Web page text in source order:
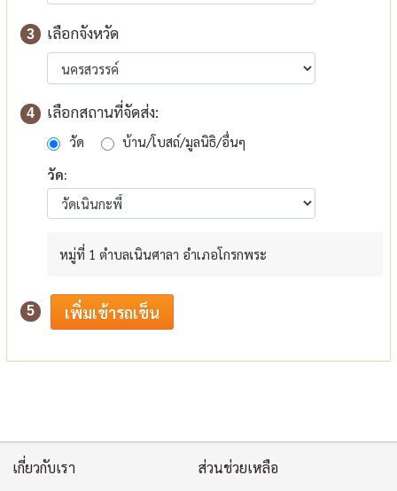
3 เลือกจังหวัด
4 เลือกสถานที่จัดส่ง:
วัด
บ้าน/โบสถ์/มูลนิธิ/อื่นๆ
วัด:
หมู่ที่ 1 ตำบลเนินศาลา อำเภอโกรกพระ
5
เกี่ยวกับเรา ส่วนช่วยเหลือ